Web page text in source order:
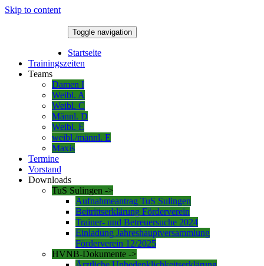
Skip to content
Toggle navigation
Startseite
Trainingszeiten
Teams
Damen I
Weibl. A
Weibl. C
Männl. D
Weibl. E
weibl./männl. E
Maxis
Termine
Vorstand
Downloads
TuS Sulingen ->
Aufnahmeantrag TuS Sulingen
Beitrittserklärung Förderverein
Trainer- und Betreuersuche 2024
Einladung Jahreshauptversammlung
Förderverein 12/2025
HVNB-Dokumente ->